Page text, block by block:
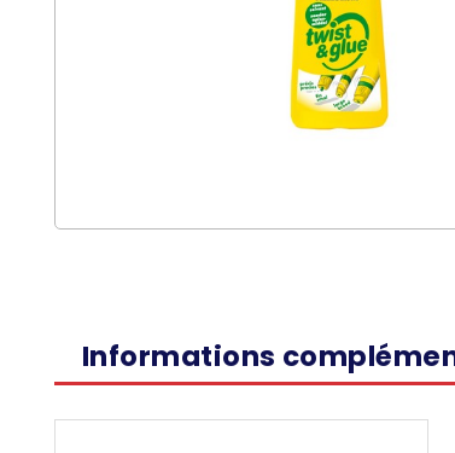
Informations